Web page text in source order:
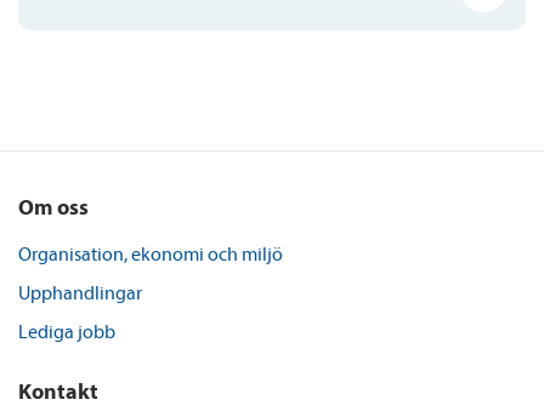
Om oss
Organisation, ekonomi och miljö
Upphandlingar
Lediga jobb
Kontakt